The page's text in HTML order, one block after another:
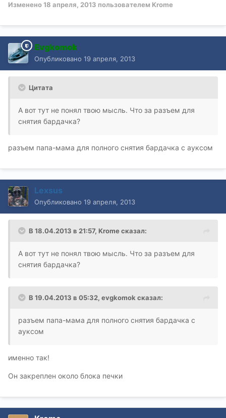
Изменено18 апреля, 2013 пользователем Krome
Evgkomok
Опубликовано 19 апреля, 2013
Цитата
А вот тут не понял твою мысль. Что за разъем для
снятия бардачка?
разъем папа-мама для полного снятия бардачка с ауксом
Lexsus
Опубликовано 19 апреля, 2013
В 18.04.2013 в 21:57, Krome сказал:
А вот тут не понял твою мысль. Что за разъем для
снятия бардачка?
В 19.04.2013 в 05:32, evgkomok сказал:
разъем папа-мама для полного снятия бардачка с
ауксом
именно так!
Он закреплен около блока печки